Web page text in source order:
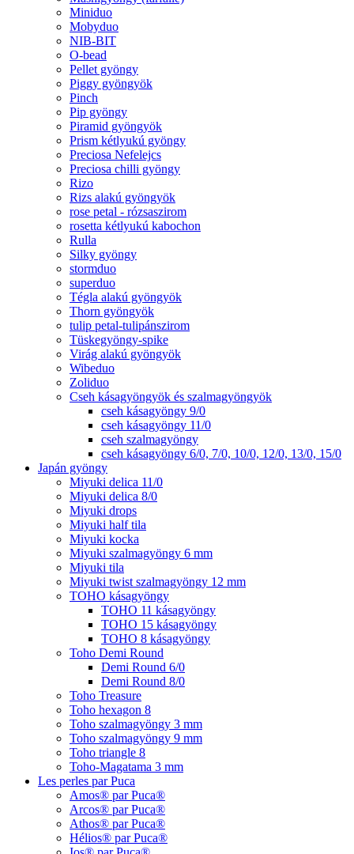
Miniduo
Mobyduo
NIB-BIT
O-bead
Pellet gyöngy
Piggy gyöngyök
Pinch
Pip gyöngy
Piramid gyöngyök
Prism kétlyukú gyöngy
Preciosa Nefelejcs
Preciosa chilli gyöngy
Rizo
Rizs alakú gyöngyök
rose petal - rózsaszirom
rosetta kétlyukú kabochon
Rulla
Silky gyöngy
stormduo
superduo
Tégla alakú gyöngyök
Thorn gyöngyök
tulip petal-tulipánszirom
Tüskegyöngy-spike
Virág alakú gyöngyök
Wibeduo
Zoliduo
Cseh kásagyöngyök és szalmagyöngyök
cseh kásagyöngy 9/0
cseh kásagyöngy 11/0
cseh szalmagyöngy
cseh kásagyöngy 6/0, 7/0, 10/0, 12/0, 13/0, 15/0
Japán gyöngy
Miyuki delica 11/0
Miyuki delica 8/0
Miyuki drops
Miyuki half tila
Miyuki kocka
Miyuki szalmagyöngy 6 mm
Miyuki tila
Miyuki twist szalmagyöngy 12 mm
TOHO kásagyöngy
TOHO 11 kásagyöngy
TOHO 15 kásagyöngy
TOHO 8 kásagyöngy
Toho Demi Round
Demi Round 6/0
Demi Round 8/0
Toho Treasure
Toho hexagon 8
Toho szalmagyöngy 3 mm
Toho szalmagyöngy 9 mm
Toho triangle 8
Toho-Magatama 3 mm
Les perles par Puca
Amos® par Puca®
Arcos® par Puca®
Athos® par Puca®
Hélios® par Puca®